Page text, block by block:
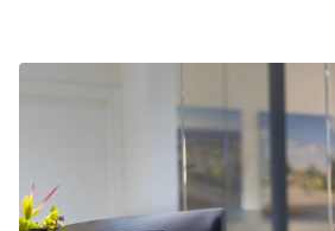
Boek op tijd je meivakantie in